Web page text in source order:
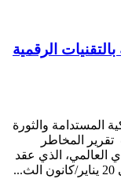
بالتقنيات الرقمية
المستدامة والثورة
تقرير المخاطر
العالمي، الذي عقد